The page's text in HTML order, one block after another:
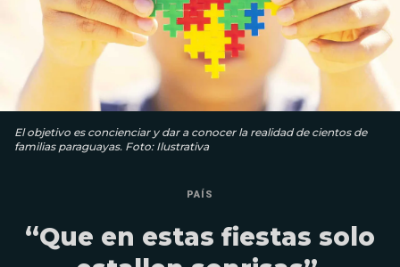
El objetivo es concienciar y dar a conocer la realidad de cientos de
familias paraguayas. Foto: Ilustrativa
PAÍS
“Que en estas fiestas solo